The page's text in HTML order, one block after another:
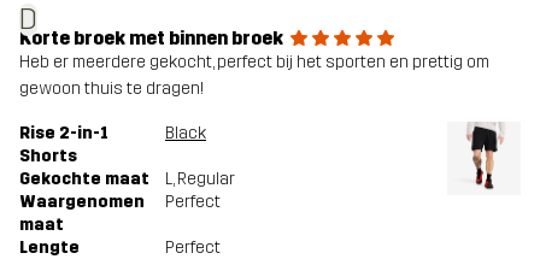
D
Korte broek met binnen broek
Heb er meerdere gekocht, perfect bij het sporten en prettig om
gewoon thuis te dragen!
Rise 2-in-1
Shorts
Black
Gekochte maat L, Regular
Waargenomen
maat
Perfect
Lengte Perfect